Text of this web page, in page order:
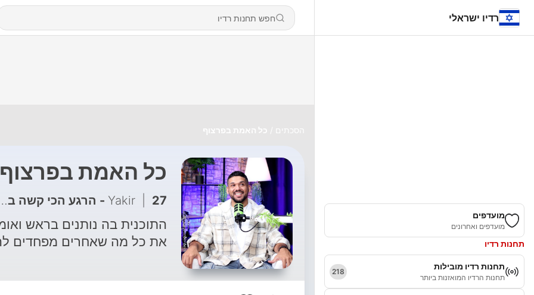
רדיו ישראלי
מועדפים
מועדפים ואחרונים
תחנות רדיו
תחנות רדיו מובילות
תחנות הרדיו המואזנות ביותר
218
הסכתים כל האמת בפרצוף
כל האמת בפרצוף
Yakir 27 - הרגע הכי קשה בחיים שלי, שם הרגשתי בתחתית.. - מארח את יאיר מור יוסף
התוכנית בה נותנים בראש
את כל מה שאחרים מפחדים